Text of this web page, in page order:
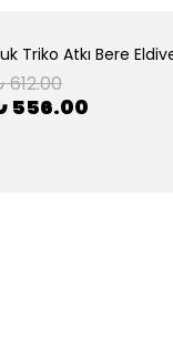
612.00
556.00